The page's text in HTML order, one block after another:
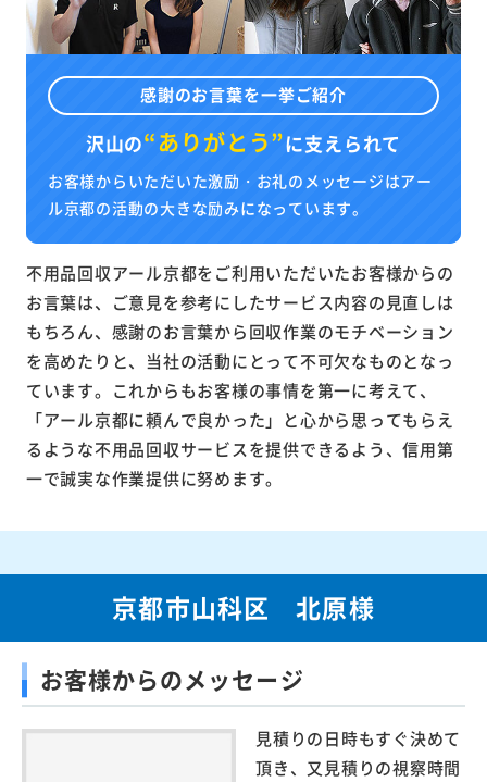
感謝のお言葉を一挙ご紹介
沢山の“ありがとう”に支えられて
お客様からいただいた激励・お礼のメッセージはアー
ル京都の活動の大きな励みになっています。
不用品回収アール京都をご利用いただいたお客様からの
お言葉は、ご意見を参考にしたサービス内容の見直しは
もちろん、感謝のお言葉から回収作業のモチベーション
を高めたりと、当社の活動にとって不可欠なものとなっ
ています。これからもお客様の事情を第一に考えて、
「アール京都に頼んで良かった」と心から思ってもらえ
るような不用品回収サービスを提供できるよう、信用第
一で誠実な作業提供に努めます。
京都市山科区 北原様
お客様からのメッセージ
見積りの日時もすぐ決めて
頂き、又見積りの視察時間